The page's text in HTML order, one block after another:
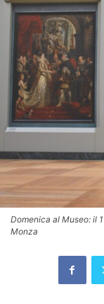
Domenica al Museo: il
Monza